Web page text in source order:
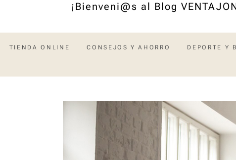
¡Bienveni@s al Blog
TIENDA ONLINE CONSEJOS Y AHORRO DEPORTE Y